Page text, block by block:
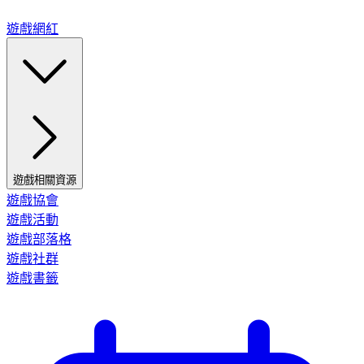
遊戲網紅
遊戲相關資源
遊戲協會
遊戲活動
遊戲部落格
遊戲社群
遊戲書籤